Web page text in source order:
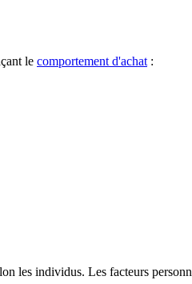
le comportement d'achat :
les individus. Les facteurs